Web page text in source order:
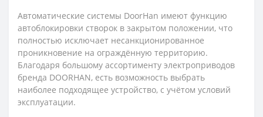
Автоматические системы DoorHan имеют функцию
автоблокировки створок в закрытом положении, что
полностью исключает несанкционированное
проникновение на ограждённую территорию.
Благодаря большому ассортименту электроприводов
бренда DOORHAN, есть возможность выбрать
наиболее подходящее устройство, с учётом условий
эксплуатации.